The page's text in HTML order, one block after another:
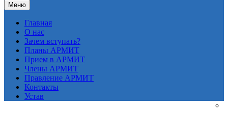
Меню
Главная
О нас
Зачем вступать?
Планы АРМИТ
Прием в АРМИТ
Члены АРМИТ
Правление АРМИТ
Контакты
Устав